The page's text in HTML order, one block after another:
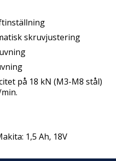
skruvjustering
på 18 kN (M3-M8 stål)
1,5 Ah, 18V